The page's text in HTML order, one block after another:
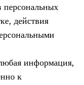
персональных
действия
информация,
к